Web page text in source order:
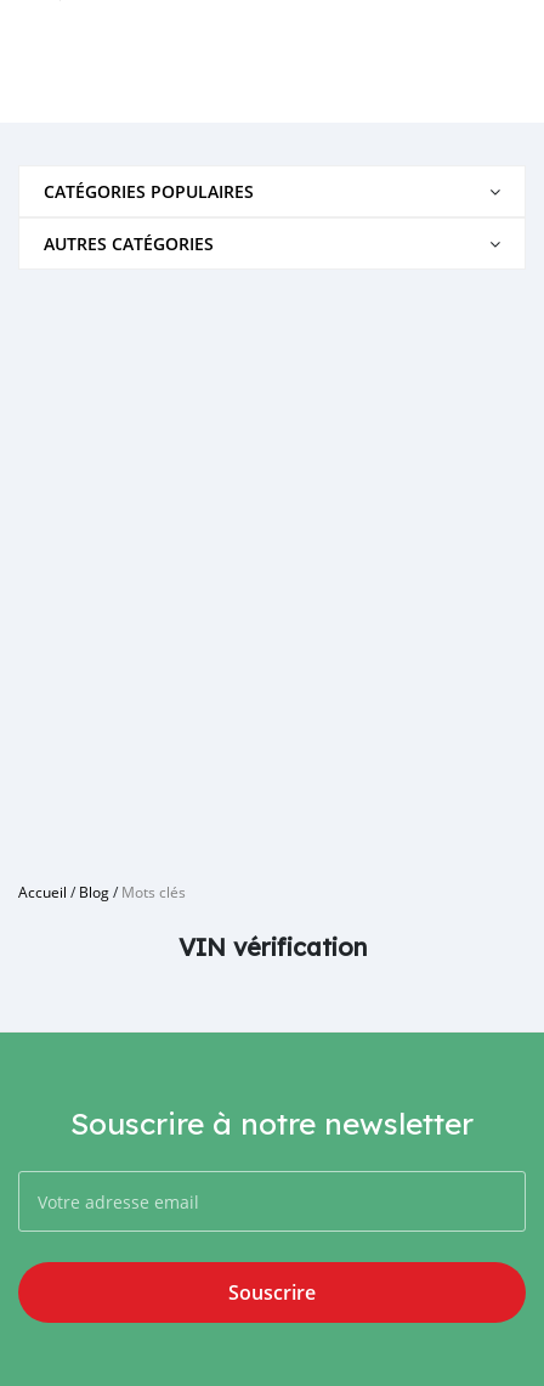
CATÉGORIES POPULAIRES
AUTRES CATÉGORIES
Accueil /Blog/Mots clés
VIN vérification
Souscrire à notre newsletter
Souscrire